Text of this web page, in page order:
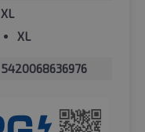
XL
XL
5420068636976